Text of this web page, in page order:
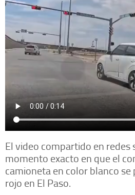
El video compartido en redes
momento exacto en que el
camioneta en color blanco
rojo en El Paso.